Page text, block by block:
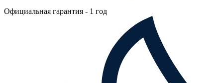
Официальная гарантия - 1 год